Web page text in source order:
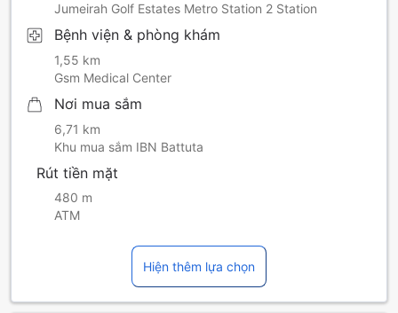
Jumeirah Golf Estates Metro Station 2 Station
Bệnh viện & phòng khám
1,55 km
Gsm Medical Center
Nơi mua sắm
6,71 km
Khu mua sắm IBN Battuta
Rút tiền mặt
480 m
ATM
Hiện thêm lựa chọn